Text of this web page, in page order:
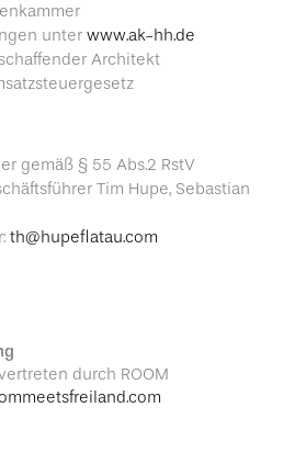
unterwww.ak-hh.de
Architekt
gemäß § 55 Abs.2 RstV
Tim Hupe, Sebastian
th@hupeflatau.com
durch ROOM